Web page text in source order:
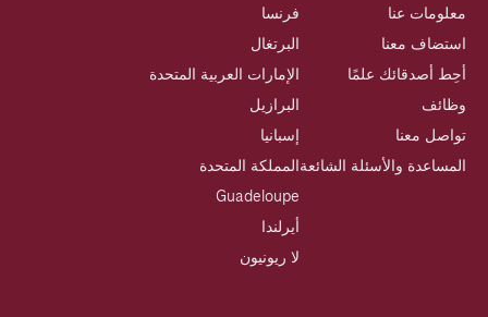
معلومات عنا
استضاف معنا
أحِط أصدقائك علمًا
وظائف
تواصل معنا
المساعدة والأسئلة الشائعة
فرنسا
البرتغال
الإمارات العربية المتحدة
البرازيل
إسبانيا
المملكة المتحدة
Guadeloupe
أيرلندا
لا ريونيون